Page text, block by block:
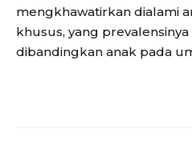
mengkhawatirkan dialami
khusus, yang
dibandingkan anak pada